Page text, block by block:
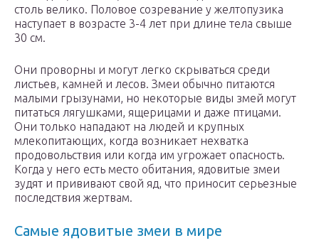
столь велико. Половое созревание у желтопузика
наступает в возрасте 3-4 лет при длине тела свыше
30 см.
Они проворны и могут легко скрываться среди
листьев, камней и лесов. Змеи обычно питаются
малыми грызунами, но некоторые виды змей могут
питаться лягушками, ящерицами и даже птицами.
Они только нападают на людей и крупных
млекопитающих, когда возникает нехватка
продовольствия или когда им угрожает опасность.
Когда у него есть место обитания, ядовитые змеи
зудят и прививают свой яд, что приносит серьезные
последствия жертвам.
Самые ядовитые змеи в мире